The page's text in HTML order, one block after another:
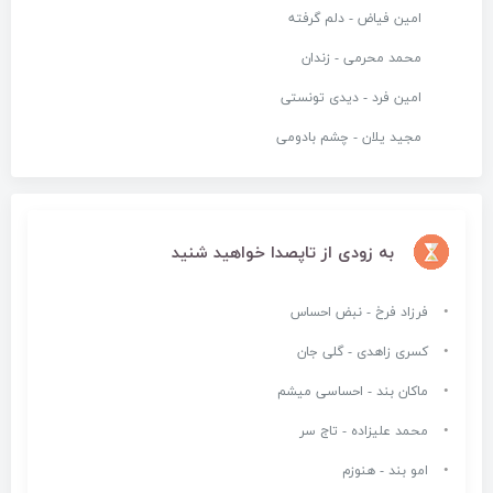
امین فیاض - دلم گرفته
محمد محرمی - زندان
امین فرد - دیدی تونستی
مجید یلان - چشم بادومی
به زودی از تاپصدا خواهید شنید
فرزاد فرخ - نبض احساس
کسری زاهدی - گلی جان
ماکان بند - احساسی میشم
محمد علیزاده - تاج سر
امو بند - هنوزم